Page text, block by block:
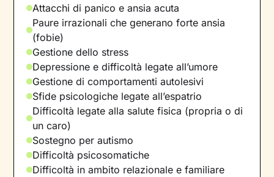
Attacchi di panico e ansia acuta
Paure irrazionali che generano forte ansia
(fobie)
Gestione dello stress
Depressione e difficoltà legate all’umore
Gestione di comportamenti autolesivi
Sfide psicologiche legate all’espatrio
Difficoltà legate alla salute fisica (propria o di
un caro)
Sostegno per autismo
Difficoltà psicosomatiche
Difficoltà in ambito relazionale e familiare